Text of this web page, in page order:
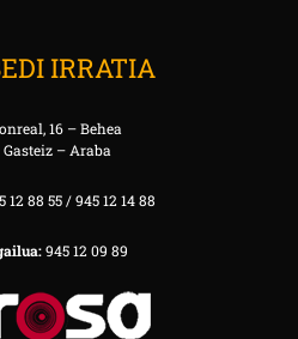
IRRATIA
16 – Behea
Gasteiz – Araba
12 88 55 / 945 12 14 88
945 12 09 89